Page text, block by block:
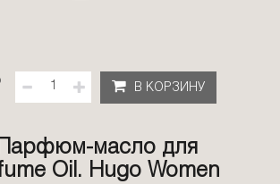
В КОРЗИНУ
масло для
Oil. Hugo Women